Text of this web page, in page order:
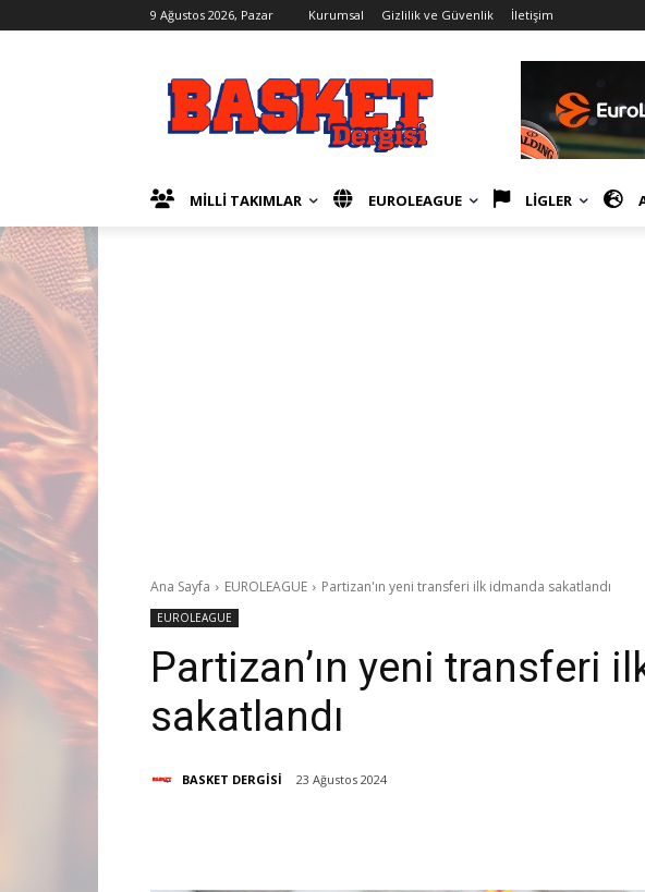
9 Ağustos 2026, Pazar Kurumsal Gizlilik ve Güvenlik İletişim
MİLLİ TAKIMLAR EUROLEAGUE LİGLER
Ana Sayfa EUROLEAGUE Partizan'ın yeni transferi ilk idmanda sakatlandı
EUROLEAGUE
Partizan’ın yeni transferi
sakatlandı
BASKET DERGİSİ 23 Ağustos 2024